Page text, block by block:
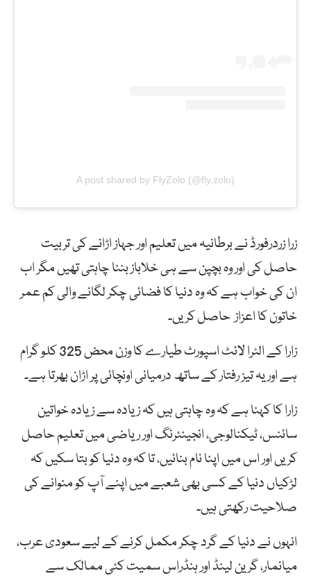
A post shared by FlyZolo (@fly.zolo)
زرا زردرفورڈ نے برطانیہ میں تعلیم اور جہاز اڑانے کی تربیت
حاصل کی اور وہ بچپن سے ہی خلاباز بننا چاہتی تھیں مگر اب
ان کی خواب ہے کہ وہ دنیا کا فضائی چکر لگانے والی کم عمر
خاتون کا اعزاز حاصل کریں۔
زارا کے الٹرا لائٹ اسپورٹ طیارے کا وزن محض 325 کلو گرام
ہے اور یہ تیز رفتار کے ساتھ درمیانی اونچائی پر اڑان بھرتا ہے۔
زارا کا کہنا ہے کہ وہ چاہتی ہیں کہ زیادہ سے زیادہ خواتین
سائنس، ٹیکنالوجی، انجینئرنگ اور ریاضی میں تعلیم حاصل
کریں اور اس میں اپنا نام بنائیں، تا کہ وہ دنیا کو بتا سکیں کہ
لڑکیاں دنیا کے کسی بھی شعبے میں اپنے آپ کو منوانے کی
صلاحیت رکھتی ہیں۔
انہوں نے دنیا کے گرد چکر مکمل کرنے کے لیے سعودی عرب،
میانمار، گرین لینڈ اور ہنڈراس سمیت کئی ممالک سے